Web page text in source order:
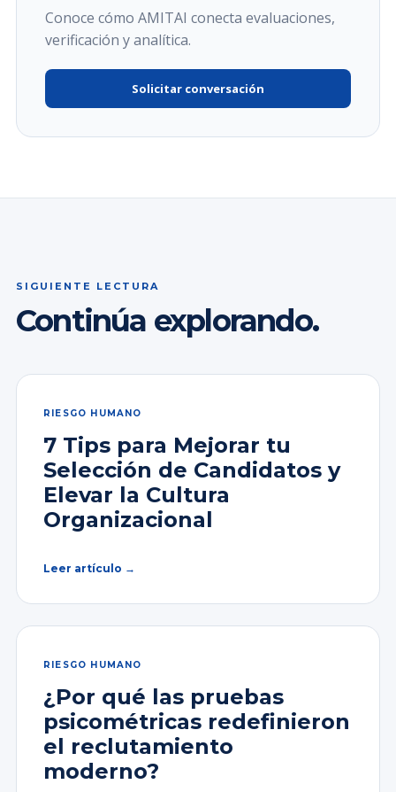
Conoce cómo AMITAI conecta evaluaciones,
verificación y analítica.
Solicitar conversación
SIGUIENTE LECTURA
Continúa explorando.
RIESGO HUMANO
7 Tips para Mejorar tu
Selección de Candidatos y
Elevar la Cultura
Organizacional
Leer artículo →
RIESGO HUMANO
¿Por qué las pruebas
psicométricas redefinieron
el reclutamiento
moderno?